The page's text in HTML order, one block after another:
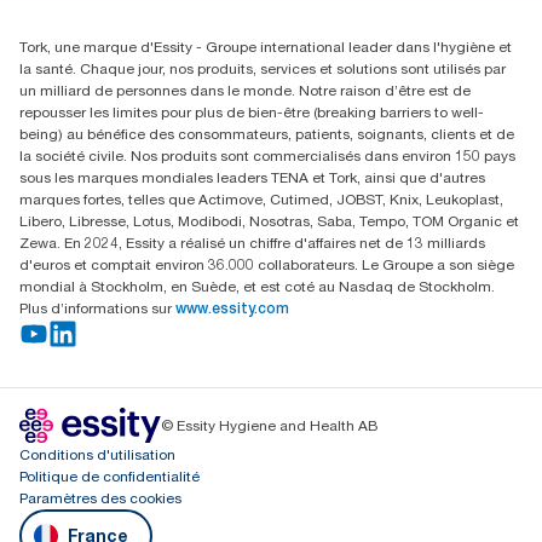
Tork, une marque d'Essity - Groupe international leader dans l'hygiène et
la santé. Chaque jour, nos produits, services et solutions sont utilisés par
un milliard de personnes dans le monde. Notre raison d’être est de
repousser les limites pour plus de bien-être (breaking barriers to well-
being) au bénéfice des consommateurs, patients, soignants, clients et de
la société civile. Nos produits sont commercialisés dans environ 150 pays
sous les marques mondiales leaders TENA et Tork, ainsi que d'autres
marques fortes, telles que Actimove, Cutimed, JOBST, Knix, Leukoplast,
Libero, Libresse, Lotus, Modibodi, Nosotras, Saba, Tempo, TOM Organic et
Zewa. En 2024, Essity a réalisé un chiffre d'affaires net de 13 milliards
d'euros et comptait environ 36.000 collaborateurs. Le Groupe a son siège
mondial à Stockholm, en Suède, et est coté au Nasdaq de Stockholm.
Plus d’informations sur www.essity.com
© Essity Hygiene and Health AB
Conditions d'utilisation
Politique de confidentialité
Paramètres des cookies
France